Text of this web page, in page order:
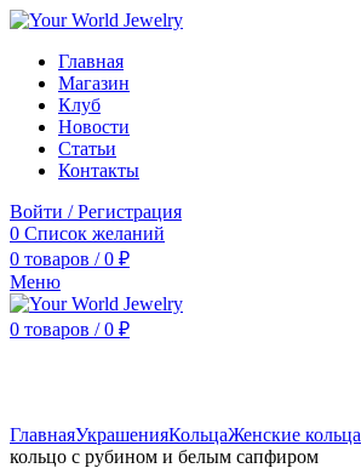
Главная
Магазин
Клуб
Новости
Статьи
Контакты
Войти / Регистрация
0 Список желаний
0 товаров / 0 ₽
Меню
0 товаров / 0 ₽
ГлавнаяУкрашенияКольцаЖенские кольца
кольцо с рубином и белым сапфиром